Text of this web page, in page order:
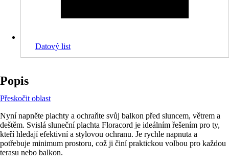
Datový list
Popis
Přeskočit oblast
Nyní napněte plachty a ochraňte svůj balkon před sluncem, větrem a
deštěm. Svislá sluneční plachta Floracord je ideálním řešením pro ty,
kteří hledají efektivní a stylovou ochranu. Je rychle napnuta a
potřebuje minimum prostoru, což ji činí praktickou volbou pro každou
terasu nebo balkon.